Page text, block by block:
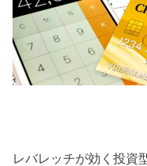
レバレッチが効く投資